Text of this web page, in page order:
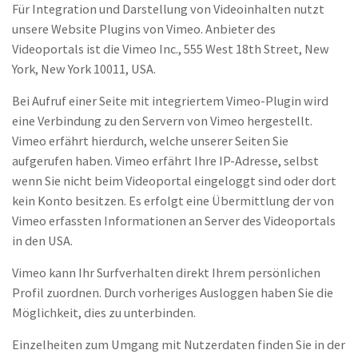
Für Integration und Darstellung von Videoinhalten nutzt
unsere Website Plugins von Vimeo. Anbieter des
Videoportals ist die Vimeo Inc., 555 West 18th Street, New
York, New York 10011, USA.
Bei Aufruf einer Seite mit integriertem Vimeo-Plugin wird
eine Verbindung zu den Servern von Vimeo hergestellt.
Vimeo erfährt hierdurch, welche unserer Seiten Sie
aufgerufen haben. Vimeo erfährt Ihre IP-Adresse, selbst
wenn Sie nicht beim Videoportal eingeloggt sind oder dort
kein Konto besitzen. Es erfolgt eine Übermittlung der von
Vimeo erfassten Informationen an Server des Videoportals
in den USA.
Vimeo kann Ihr Surfverhalten direkt Ihrem persönlichen
Profil zuordnen. Durch vorheriges Ausloggen haben Sie die
Möglichkeit, dies zu unterbinden.
Einzelheiten zum Umgang mit Nutzerdaten finden Sie in der